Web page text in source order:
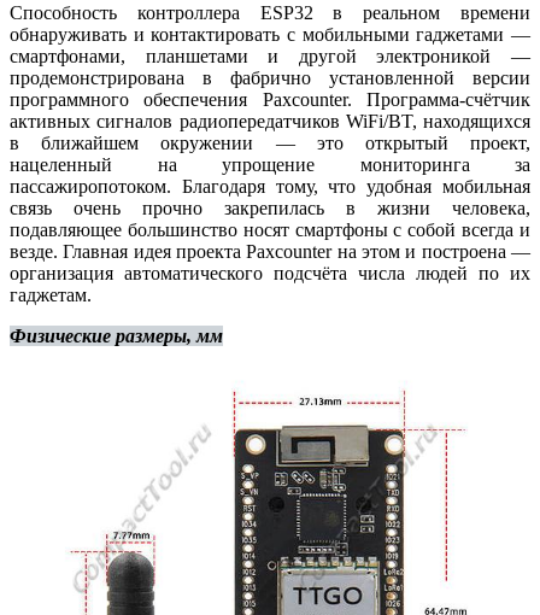
Способность контроллера ESP32 в реальном времени
обнаруживать и контактировать с мобильными гаджетами —
смартфонами, планшетами и другой электроникой —
продемонстрирована в фабрично установленной версии
программного обеспечения Paxcounter. Программа-счётчик
активных сигналов радиопередатчиков WiFi/BT, находящихся
в ближайшем окружении — это открытый проект,
нацеленный на упрощение мониторинга за
пассажиропотоком. Благодаря тому, что удобная мобильная
связь очень прочно закрепилась в жизни человека,
подавляющее большинство носят смартфоны с собой всегда и
везде. Главная идея проекта Paxcounter на этом и построена —
организация автоматического подсчёта числа людей по их
гаджетам.
Физические размеры, мм